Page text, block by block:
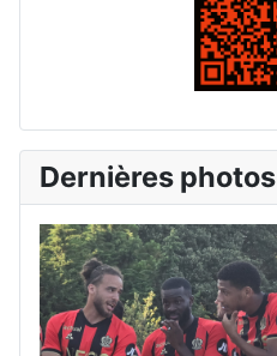
Dernières photos